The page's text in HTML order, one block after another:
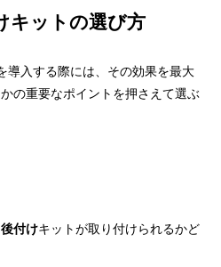
キットの選び方
導入する際には、その効果を最大
の重要なポイントを押さえて選ぶ
後付けキットが取り付けられるかど